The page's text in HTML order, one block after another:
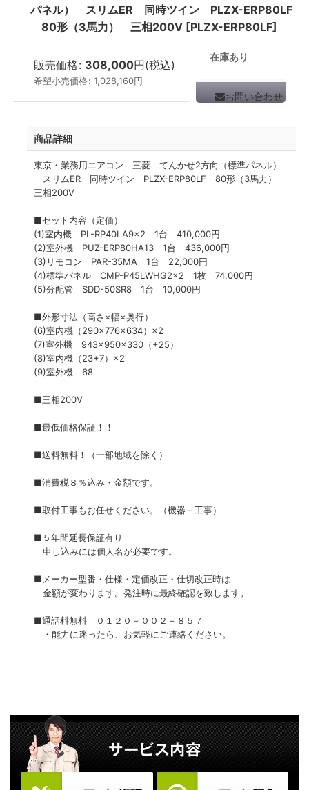
パネル） スリムER 同時ツイン PLZX-ERP80LF
80形（3馬力） 三相200V [PLZX-ERP80LF]
販売価格: 308,000円(税込)
希望小売価格: 1,028,160円
在庫あり
お問い合わせ
商品詳細
東京・業務用エアコン 三菱 てんかせ2方向（標準パネル）
スリムER 同時ツイン PLZX-ERP80LF 80形（3馬力）
三相200V
■セット内容（定価）
(1)室内機 PL-RP40LA9×2 1台 410,000円
(2)室外機 PUZ-ERP80HA13 1台 436,000円
(3)リモコン PAR-35MA 1台 22,000円
(4)標準パネル CMP-P45LWHG2×2 1枚 74,000円
(5)分配管 SDD-50SR8 1台 10,000円
■外形寸法（高さ×幅×奥行）
(6)室内機（290×776×634）×2
(7)室外機 943×950×330（+25）
(8)室内機（23+7）×2
(9)室外機 68
■三相200V
■最低価格保証！！
■送料無料！（一部地域を除く）
■消費税８％込み・金額です。
■取付工事もお任せください。（機器＋工事）
■５年間延長保証有り
申し込みには個人名が必要です。
■メーカー型番・仕様・定価改正・仕切改正時は
金額が変わります。発注時に最終確認を致します。
■通話料無料 ０１２０－００２－８５７
・能力に迷ったら、お気軽にご連絡ください。